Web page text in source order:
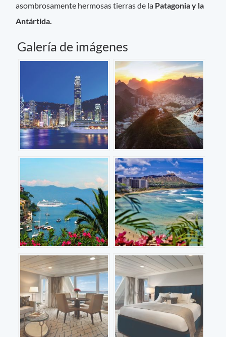
asombrosamente hermosas tierras de la Patagonia y la
Antártida.
Galería de imágenes